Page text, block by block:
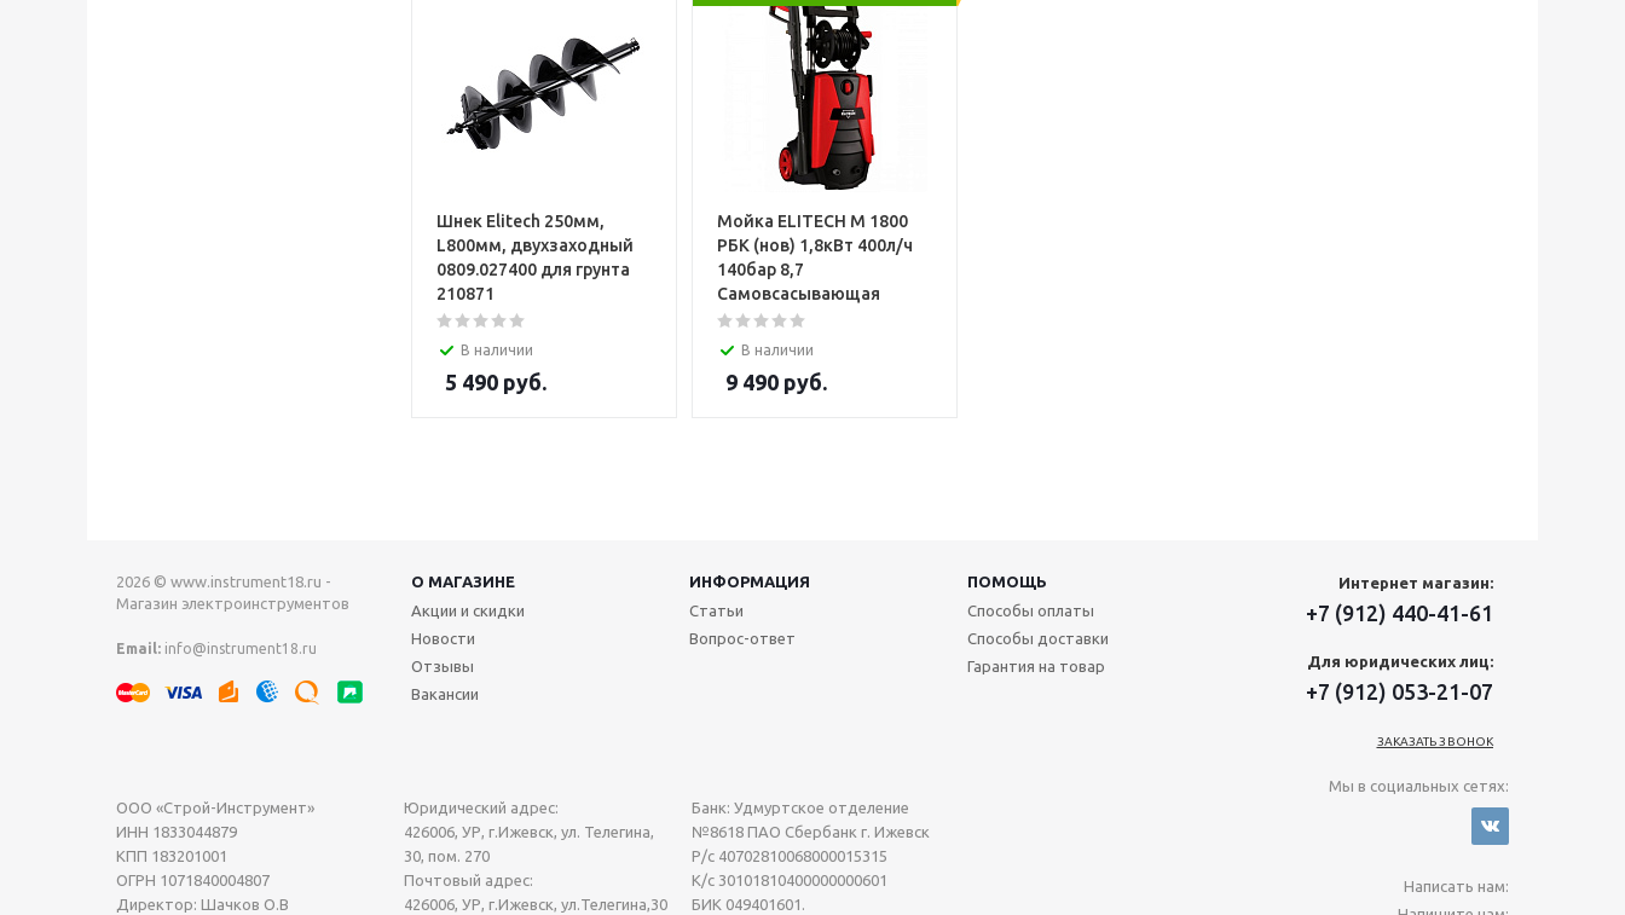
Шнек Elitech 250мм,
L800мм, двухзаходный
0809.027400 для грунта
210871
В наличии
5 490 руб.
Мойка ELITECH М 1800
РБК (нов) 1,8кВт 400л/ч
140бар 8,7
Самовсасывающая
В наличии
9 490 руб.
2026 © www.instrument18.ru -
Магазин электроинструментов
Email: info@instrument18.ru
ООО «Строй-Инструмент»
ИНН 1833044879
КПП 183201001
ОГРН 1071840004807
Директор: Шачков О.В
Юридический адрес:
426006, УР, г.Ижевск, ул. Телегина,
30, пом. 270
Почтовый адрес:
426006, УР, г.Ижевск, ул.Телегина,30
Банк: Удмуртское отделение
№8618 ПАО Сбербанк г. Ижевск
Р/с 40702810068000015315
К/с 30101810400000000601
БИК 049401601.
О МАГАЗИНЕ ИНФОРМАЦИЯ
ПОМОЩЬ
Акции и скидки
Новости
Отзывы
Вакансии
Статьи
Вопрос-ответ
Способы оплаты
Способы доставки
Гарантия на товар
Интернет магазин:
+7 (912) 440-41-61
Для юридических лиц:
+7 (912) 053-21-07
ЗАКАЗАТЬ ЗВОНОК
Мы в социальных сетях:
Написать нам: